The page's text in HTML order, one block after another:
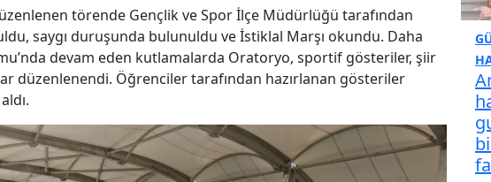
törende Gençlik ve Spor İlçe Müdürlüğü tarafından
saygı duruşunda bulunuldu ve İstiklal Marşı okundu. Daha
devam eden kutlamalarda Oratoryo, sportif gösteriler, şiir
düzenlenendi. Öğrenciler tarafından hazırlanan gösteriler